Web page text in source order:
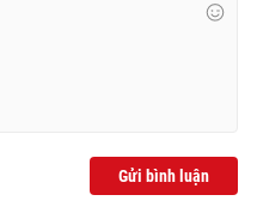
Gửi bình luận